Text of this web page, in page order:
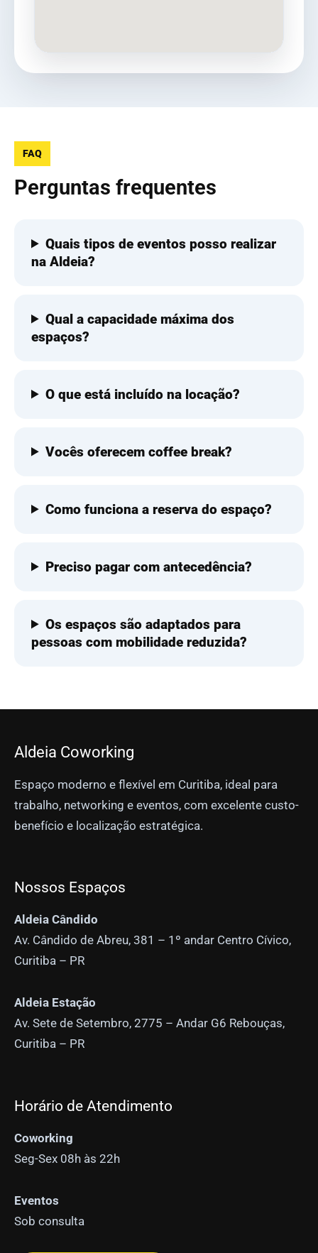
FAQ
Perguntas frequentes
Quais tipos de eventos posso realizar
na Aldeia?
Qual a capacidade máxima dos
espaços?
O que está incluído na locação?
Vocês oferecem coffee break?
Como funciona a reserva do espaço?
Preciso pagar com antecedência?
Os espaços são adaptados para
pessoas com mobilidade reduzida?
Aldeia Coworking
Espaço moderno e flexível em Curitiba, ideal para
trabalho, networking e eventos, com excelente custo-
benefício e localização estratégica.
Nossos Espaços
Aldeia Cândido
Av. Cândido de Abreu, 381 – 1º andar Centro Cívico,
Curitiba – PR
Aldeia Estação
Av. Sete de Setembro, 2775 – Andar G6 Rebouças,
Curitiba – PR
Horário de Atendimento
Coworking
Seg-Sex 08h às 22h
Eventos
Sob consulta